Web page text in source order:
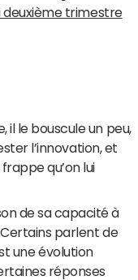
deuxième trimestre
il le bouscule un peu,
l’innovation, et
qu’on lui
de sa capacité à
parlent de
une évolution
réponses